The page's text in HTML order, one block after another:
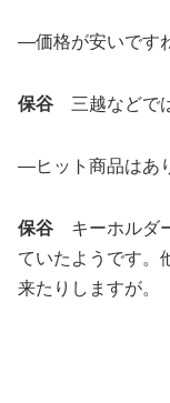
―価格が安いです
保谷 三越などで
―ヒット商品はあ
保谷 キーホルダ
ていたようです。
来たりしますが。